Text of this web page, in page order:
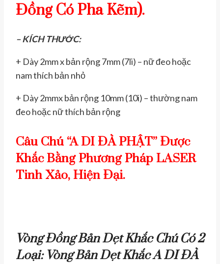
Đồng Có Pha Kẽm).
– KÍCH THƯỚC:
+ Dày 2mm x bản rộng 7mm (7li) – nữ đeo hoặc
nam thích bản nhỏ
+ Dày 2mmx bản rộng 10mm (10i) – thường nam
đeo hoặc nữ thích bản rộng
Câu Chú “A DI ĐÀ PHẬT” Được
Khắc Bằng Phương Pháp LASER
Tinh Xảo, Hiện Đại.
Vòng Đồng Bản Dẹt Khắc Chú Có 2
Loại: Vòng Bản Dẹt Khắc A DI ĐÀ